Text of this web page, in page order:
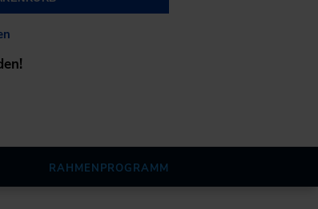
RAHMENPROGRAMM